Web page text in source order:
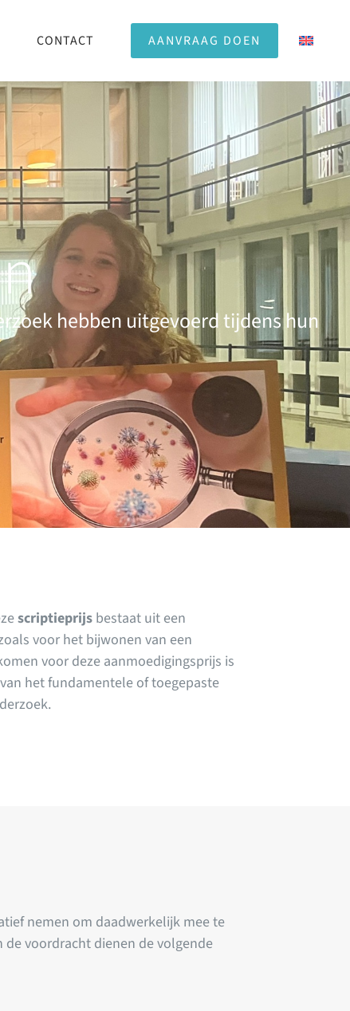
CONTACT AANVRAAG DOEN
hebben uitgevoerd tijdens hun
scriptieprijs bestaat uit een
voor het bijwonen van een
voor deze aanmoedigingsprijs is
het fundamentele of toegepaste
nemen om daadwerkelijk mee te
voordracht dienen de volgende